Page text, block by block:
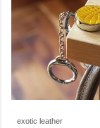
exotic leather